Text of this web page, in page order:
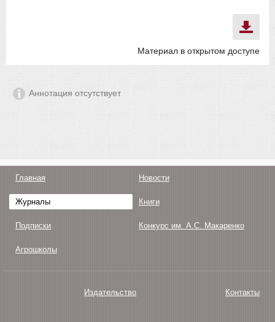
Материал в открытом доступе
Аннотация отсутствует
Главная Новости
Журналы Книги
Подписки Конкурс им. А.С. Макаренко
Агрошколы
Издательство Контакты